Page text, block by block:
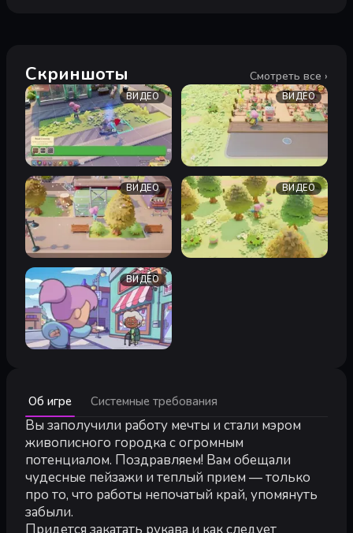
Скриншоты Смотреть все ›
ВИДЕО ВИДЕО
ВИДЕО ВИДЕО
ВИДЕО
Об игре Системные требования
Вы заполучили работу мечты и стали мэром
живописного городка с огромным
потенциалом. Поздравляем! Вам обещали
чудесные пейзажи и теплый прием — только
про то, что работы непочатый край, упомянуть
забыли.
Придется закатать рукава и как следует
Минимальные:
Минимальные:
64-разрядные процессор и операционная система
ОС *:Windows 7
Процессор:Intel Core i5-2300 or AMD FX-4350
Оперативная память:
4 GB ОЗУ
Видеокарта: NVIDIA GeForce GTS 450, 1 GB or AMD Radeon
DirectX:версии 11
Место на диске: